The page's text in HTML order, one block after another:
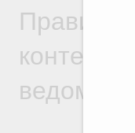
ведомств